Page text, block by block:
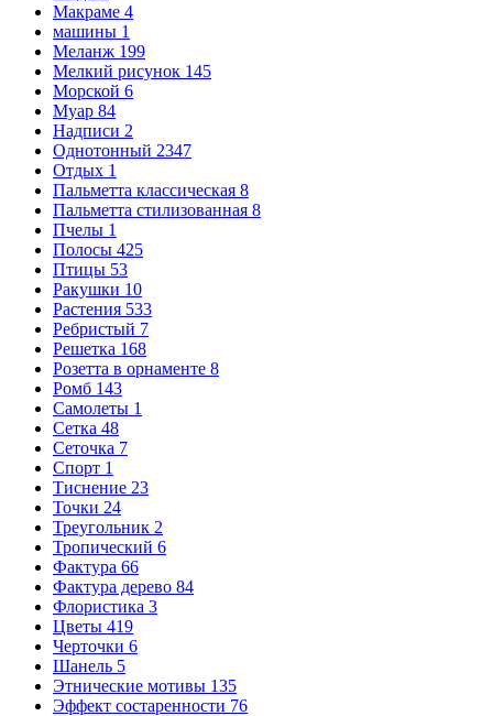
Макраме 4
машины 1
Меланж 199
Мелкий рисунок 145
Морской 6
Муар 84
Надписи 2
Однотонный 2347
Отдых 1
Пальметта классическая 8
Пальметта стилизованная 8
Пчелы 1
Полосы 425
Птицы 53
Ракушки 10
Растения 533
Ребристый 7
Решетка 168
Розетта в орнаменте 8
Ромб 143
Самолеты 1
Сетка 48
Сеточка 7
Спорт 1
Тиснение 23
Точки 24
Треугольник 2
Тропический 6
Фактура 66
Фактура дерево 84
Флористика 3
Цветы 419
Черточки 6
Шанель 5
Этнические мотивы 135
Эффект состаренности 76